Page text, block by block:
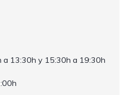
a 13:30h y 15:30h a 19:30h